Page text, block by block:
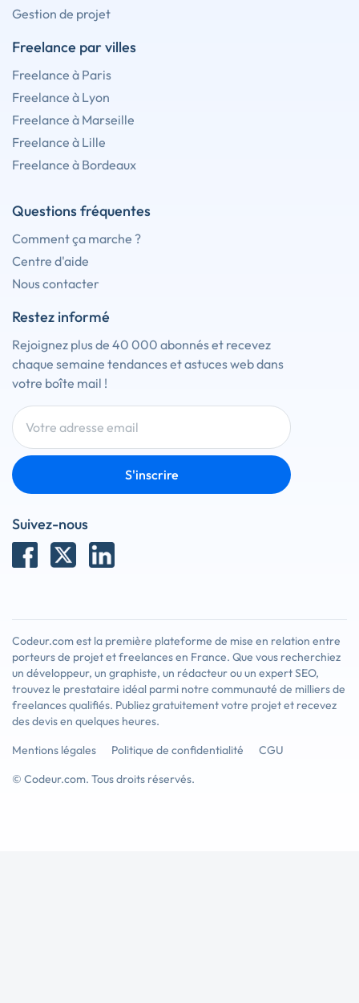
Gestion de projet
Freelance par villes
Freelance à Paris
Freelance à Lyon
Freelance à Marseille
Freelance à Lille
Freelance à Bordeaux
Questions fréquentes
Comment ça marche ?
Centre d'aide
Nous contacter
Restez informé
Rejoignez plus de 40 000 abonnés et recevez
chaque semaine tendances et astuces web dans
votre boîte mail !
S'inscrire
Suivez-nous
Codeur.com est la première plateforme de mise en relation entre
porteurs de projet et freelances en France. Que vous recherchiez
un développeur, un graphiste, un rédacteur ou un expert SEO,
trouvez le prestataire idéal parmi notre communauté de milliers de
freelances qualifiés. Publiez gratuitement votre projet et recevez
des devis en quelques heures.
Mentions légales
Politique de confidentialité
CGU
© Codeur.com. Tous droits réservés.